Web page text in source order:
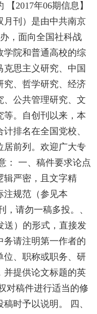
【2017年06期信息】
月刊）是由中共南京
，面向全国社科战
学院和普通高校的综
思主义研究、中国
究、哲学研究、经济
、公共管理研究、文
等。自创刊以来，本
排名在全国党校、
居前列。欢迎广大专
： 一、稿件要求论点
辑严密，且文字精
注规范（参见本
请勿一稿多投。、
送）的形式，直接发
务请注明第一作者的
位、职称或职务、研
并提供论文标题的英
对稿件进行适当的修
时予以说明。 四、